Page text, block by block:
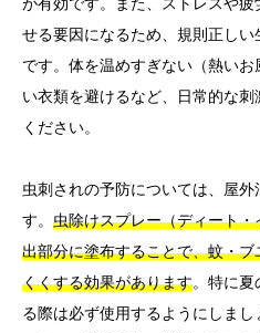
せる要因になるため、規則正し
です。体を温めすぎない（熱い
い衣類を避けるなど、日常的な
ください。
虫刺されの予防については、屋
す。 虫除けスプレー（ディート
出部分に塗布することで、蚊・
くくする効果があります。特に夏
る際は必ず使用するようにしま